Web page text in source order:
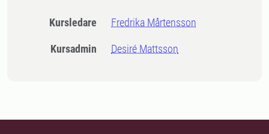
Kursledare Fredrika Mårtensson
Kursadmin Desiré Mattsson